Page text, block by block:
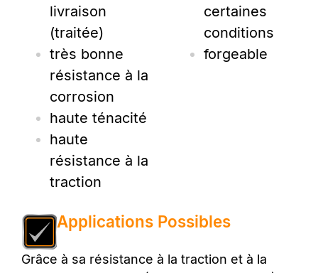
livraison
(traitée)
très bonne
résistance à la
corrosion
haute ténacité
haute
résistance à la
traction
certaines
conditions
forgeable
Applications Possibles
Grâce à sa résistance à la traction et à la